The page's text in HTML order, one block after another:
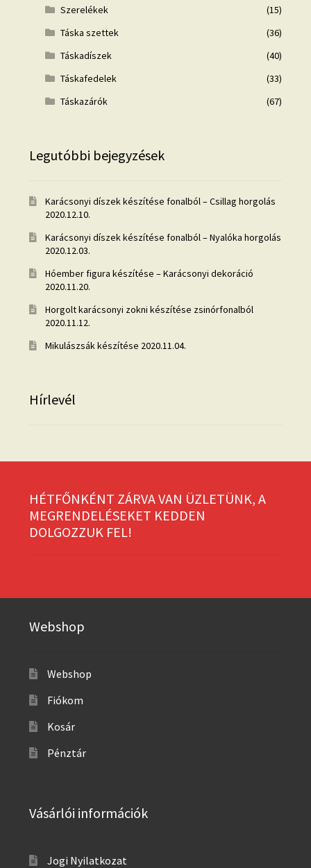
Szerelékek
(15)
Táska szettek
(36)
Táskadíszek
(40)
Táskafedelek
(33)
Táskazárók
(67)
Legutóbbi bejegyzések
Karácsonyi díszek készítése fonalból – Csillag horgolás
2020.12.10.
Karácsonyi díszek készítése fonalból – Nyalóka horgolás
2020.12.03.
Hóember figura készítése – Karácsonyi dekoráció
2020.11.20.
Horgolt karácsonyi zokni készítése zsinórfonalból
2020.11.12.
Mikulászsák készítése 2020.11.04.
Hírlevél
HÉTFŐNKÉNT ZÁRVA VAN ÜZLETÜNK, A
MEGRENDELÉSEKET KEDDEN
DOLGOZZUK FEL!
Webshop
Webshop
Fiókom
Kosár
Pénztár
Vásárlói információk
Jogi Nyilatkozat